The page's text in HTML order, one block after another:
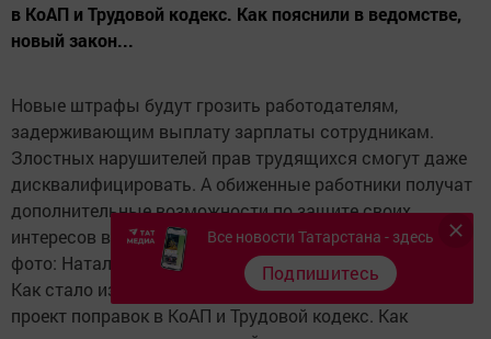
в КоАП и Трудовой кодекс. Как пояснили в ведомстве,
новый закон...
Новые штрафы будут грозить работодателям,
задерживающим выплату зарплаты сотрудникам.
Злостных нарушителей прав трудящихся смогут даже
дисквалифицировать. А обиженные работники получат
дополнительные возможности по защите своих
интересов в суде.
фото: Наталья Мущинкина
Как стало известно «МК», Минтруда разработало
проект поправок в КоАП и Трудовой кодекс. Как
Все новости Татарстана - здесь
Подпишитесь